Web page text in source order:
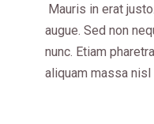
Mauris in erat
augue. Sed non
nunc. Etiam
aliquam massa